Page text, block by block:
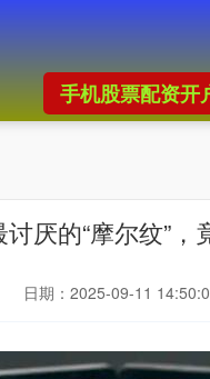
手机股票配资开
厌的“摩尔纹”，
日期：2025-09-11